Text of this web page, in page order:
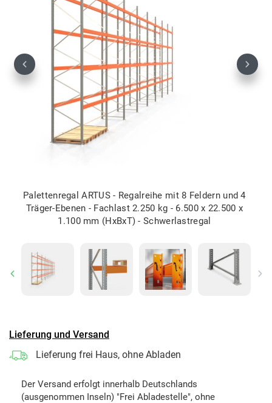
Palettenregal ARTUS - Regalreihe mit 8 Feldern und 4
Träger-Ebenen - Fachlast 2.250 kg - 6.500 x 22.500 x
1.100 mm (HxBxT) - Schwerlastregal
Previous Next
Previous
Lieferung und Versand
Lieferung frei Haus, ohne Abladen
Der Versand erfolgt innerhalb Deutschlands
(ausgenommen Inseln) "Frei Abladestelle", ohne